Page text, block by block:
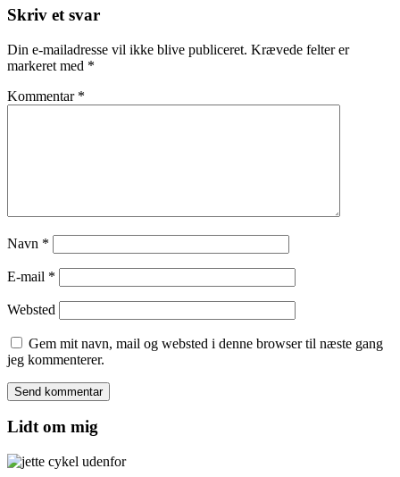
Skriv et svar
Din e-mailadresse vil ikke blive publiceret. Krævede felter er
markeret med *
Kommentar *
Navn *
E-mail *
Websted
Gem mit navn, mail og websted i denne browser til næste gang
jeg kommenterer.
Lidt om mig